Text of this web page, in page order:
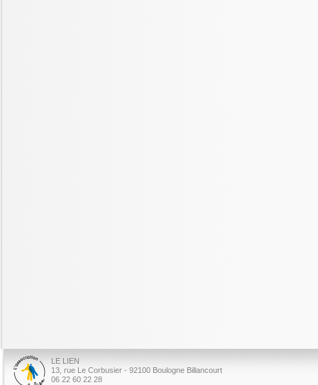
LE LIEN
13, rue Le Corbusier - 92100 Boulogne Billancourt
06 22 60 22 28